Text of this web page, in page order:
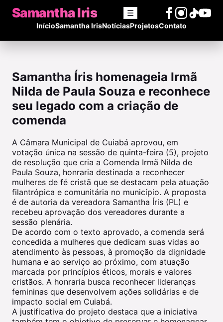
Samantha Iris ☰
InícioSamantha IrisNotíciasProjetosContato
Samantha Íris homenageia Irmã
Nilda de Paula Souza e reconhece
seu legado com a criação de
comenda
A Câmara Municipal de Cuiabá aprovou, em
votação única na sessão de quinta-feira (5), projeto
de resolução que cria a Comenda Irmã Nilda de
Paula Souza, honraria destinada a reconhecer
mulheres de fé cristã que se destacam pela atuação
filantrópica e comunitária no município. A proposta
é de autoria da vereadora Samantha Íris (PL) e
recebeu aprovação dos vereadores durante a
sessão plenária.
De acordo com o texto aprovado, a comenda será
concedida a mulheres que dedicam suas vidas ao
atendimento às pessoas, à promoção da dignidade
humana e ao serviço ao próximo, com atuação
marcada por princípios éticos, morais e valores
cristãos. A honraria busca reconhecer lideranças
femininas que desenvolvem ações solidárias e de
impacto social em Cuiabá.
A justificativa do projeto destaca que a iniciativa